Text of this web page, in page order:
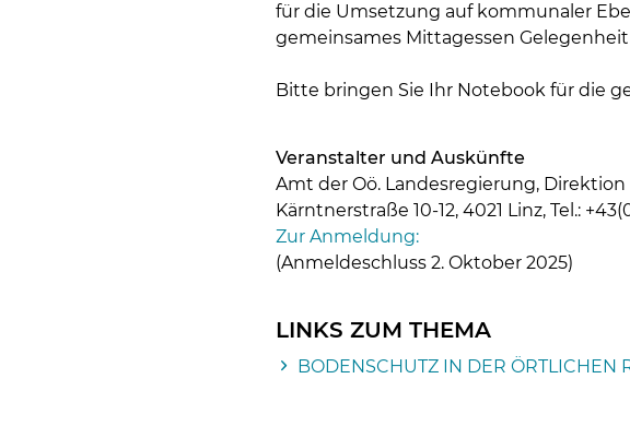
für die Umsetzung auf kommunaler
gemeinsames Mittagessen
Bitte bringen Sie Ihr Notebook für die
Veranstalter und Auskünfte
Amt der Oö. Landesregierung,
Kärntnerstraße 10-12, 4021 Linz, Tel.:
Zur Anmeldung:
(Anmeldeschluss 2. Oktober 2025)
LINKS ZUM THEMA
BODENSCHUTZ IN DER ÖRTLICHEN